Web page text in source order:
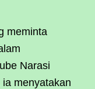
meminta
Narasi
menyatakan